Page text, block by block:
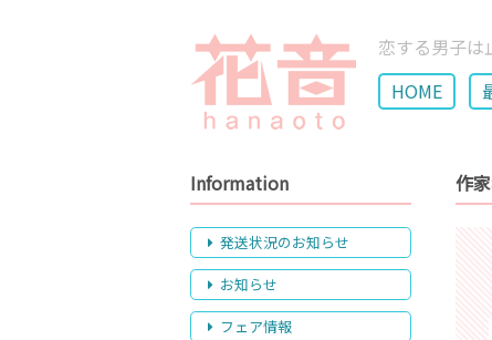
恋する男子
HOME
作
Information
発送状況のお知らせ
お知らせ
フェア情報